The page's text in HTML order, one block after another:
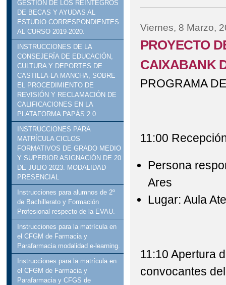
GESTIÓN DE LOS REINTEGROS
DE BECAS Y AYUDAS AL
ESTUDIO CORRESPONDIENTES
AL CURSO 2019-2020.
INSTRUCCIONES DE LA
CONSEJERÍA DE EDUCACIÓN,
CULTURA Y DEPORTES DE
CASTILLA-LA MANCHA, SOBRE
EL PROCEDIMIENTO DE
REVISIÓN Y RECLAMACIÓN DE
CALIFICACIONES EN LA
PLATAFORMA PAPÁS 2.0
INSTRUCCIONES PARA
MATRÍCULA CICLOS
FORMATIVOS DE GRADO MEDIO
Y SUPERIOR ASIGNACIÓN DE 20
DE JULIO 2023. MODALIDAD
PRESENCIAL
Instrucciones para alumnos de 2º
de Bachillerato y Formación
Profesional respecto de la EVAU.
Instrucciones para la matrícula en
el CFGM de Farmacia y
Parafarmacia modalidad e-learning.
Instrucciones para la matrícula en
el CFGM de Farmacia y
Parafarmacia y CFGS de
Viernes, 8 Marzo,
PROYECTO
CAIXABANK
PROGRAMA
11:00
Persona
Ares
Lugar: Aula
11:10 Apertura
convocantes